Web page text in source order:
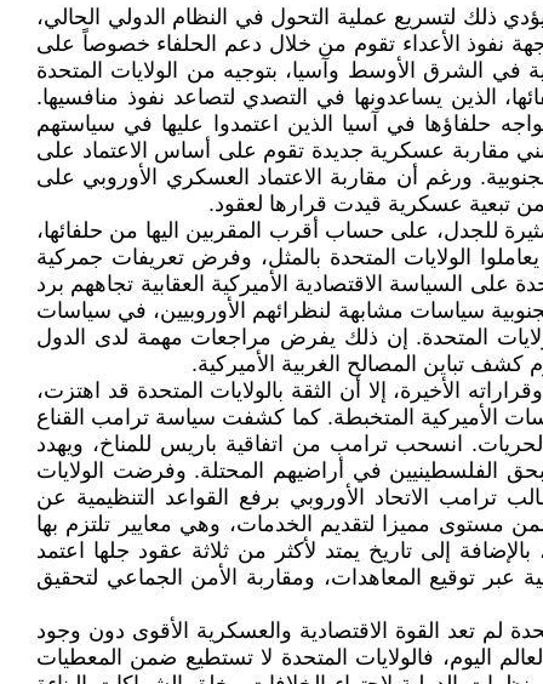
ذلك لتسريع عملية التحول في النظام الدولي الحالي،
نفوذ الأعداء تقوم من خلال دعم الحلفاء خصوصاً على
الشرق الأوسط وآسيا، بتوجيه من الولايات المتحدة
الذين يساعدونها في التصدي لتصاعد نفوذ منافسيها.
حلفاؤها في آسيا الذين اعتمدوا عليها في سياستهم
مقاربة عسكرية جديدة تقوم على أساس الاعتماد على
ورغم أن مقاربة الاعتماد العسكري الأوروبي على
تبعية عسكرية قيدت قرارها لعقود.
للجدل، على حساب أقرب المقربين اليها من حلفائها،
الولايات المتحدة بالمثل، وفرض تعريفات جمركية
على السياسة الاقتصادية الأميركية العقابية تجاههم برد
سياسات مشابهة لنظرائهم الأوروبيين، في سياسات
المتحدة. إن ذلك يفرض مراجعات مهمة لدى الدول
كشف تباين المصالح الغربية الأميركية.
الأخيرة، إلا أن الثقة بالولايات المتحدة قد اهتزت،
الأميركية المتخبطة. كما كشفت سياسة ترامب القناع
انسحب ترامب من اتفاقية باريس للمناخ، ويهدد
بحق الفلسطينيين في أراضيهم المحتلة. وفرضت الولايات
ترامب الاتحاد الأوروبي برفع القواعد التنظيمية عن
مستوى مميزا لتقديم الخدمات، وهي معايير تلتزم بها
إلى تاريخ يمتد لأكثر من ثلاثة عقود جلها اعتمد
عبر توقيع المعاهدات، ومقاربة الأمن الجماعي لتحقيق
لم تعد القوة الاقتصادية والعسكرية الأقوى دون وجود
اليوم، فالولايات المتحدة لا تستطيع ضمن المعطيات